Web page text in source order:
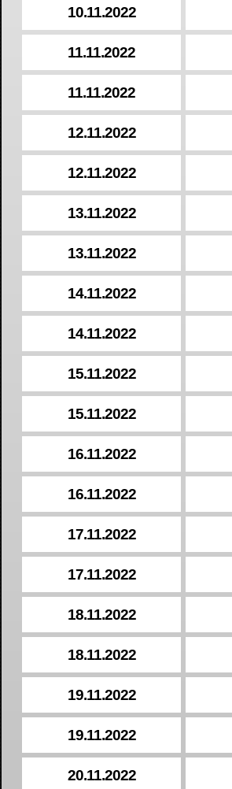
10.11.2022
11.11.2022
11.11.2022
12.11.2022
12.11.2022
13.11.2022
13.11.2022
14.11.2022
14.11.2022
15.11.2022
15.11.2022
16.11.2022
16.11.2022
17.11.2022
17.11.2022
18.11.2022
18.11.2022
19.11.2022
19.11.2022
20.11.2022